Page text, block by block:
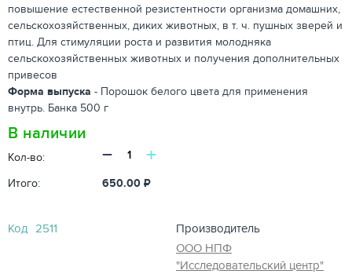
повышение естественной резистентности организма домашних,
сельскохозяйственных, диких животных, в т. ч. пушных зверей и
птиц. Для стимуляции роста и развития молодняка
сельскохозяйственных животных и получения дополнительных
привесов
Форма выпуска - Порошок белого цвета для применения
внутрь. Банка 500 г
В наличии
Кол-во: − +
Итого: 650.00 ₽
Код 2511
Производитель
ООО НПФ
"Исследовательский центр"